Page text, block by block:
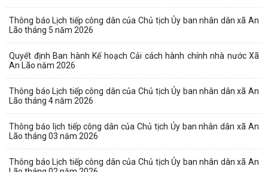
Thông báo Lịch tiếp công dân của Chủ tịch Ủy ban nhân dân xã An
Lão tháng 5 năm 2026
Quyết định Ban hành Kế hoạch Cải cách hành chính nhà nước Xã
An Lão năm 2026
Thông báo Lịch tiếp công dân của Chủ tịch Ủy ban nhân dân xã An
Lão tháng 4 năm 2026
Thông báo lịch tiếp công dân của Chủ tịch Ủy ban nhân dân xã An
Lão tháng 03 năm 2026
Thông báo Lịch tiếp công dân của Chủ tịch Ủy ban nhân dân xã An